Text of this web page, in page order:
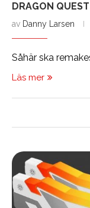
DRAGON
av Danny Larsen
Såhär ska
Läs mer